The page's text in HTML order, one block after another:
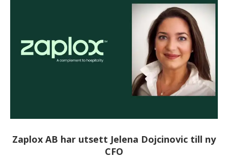
Zaplox AB har utsett Jelena Dojcinovic till ny
CFO